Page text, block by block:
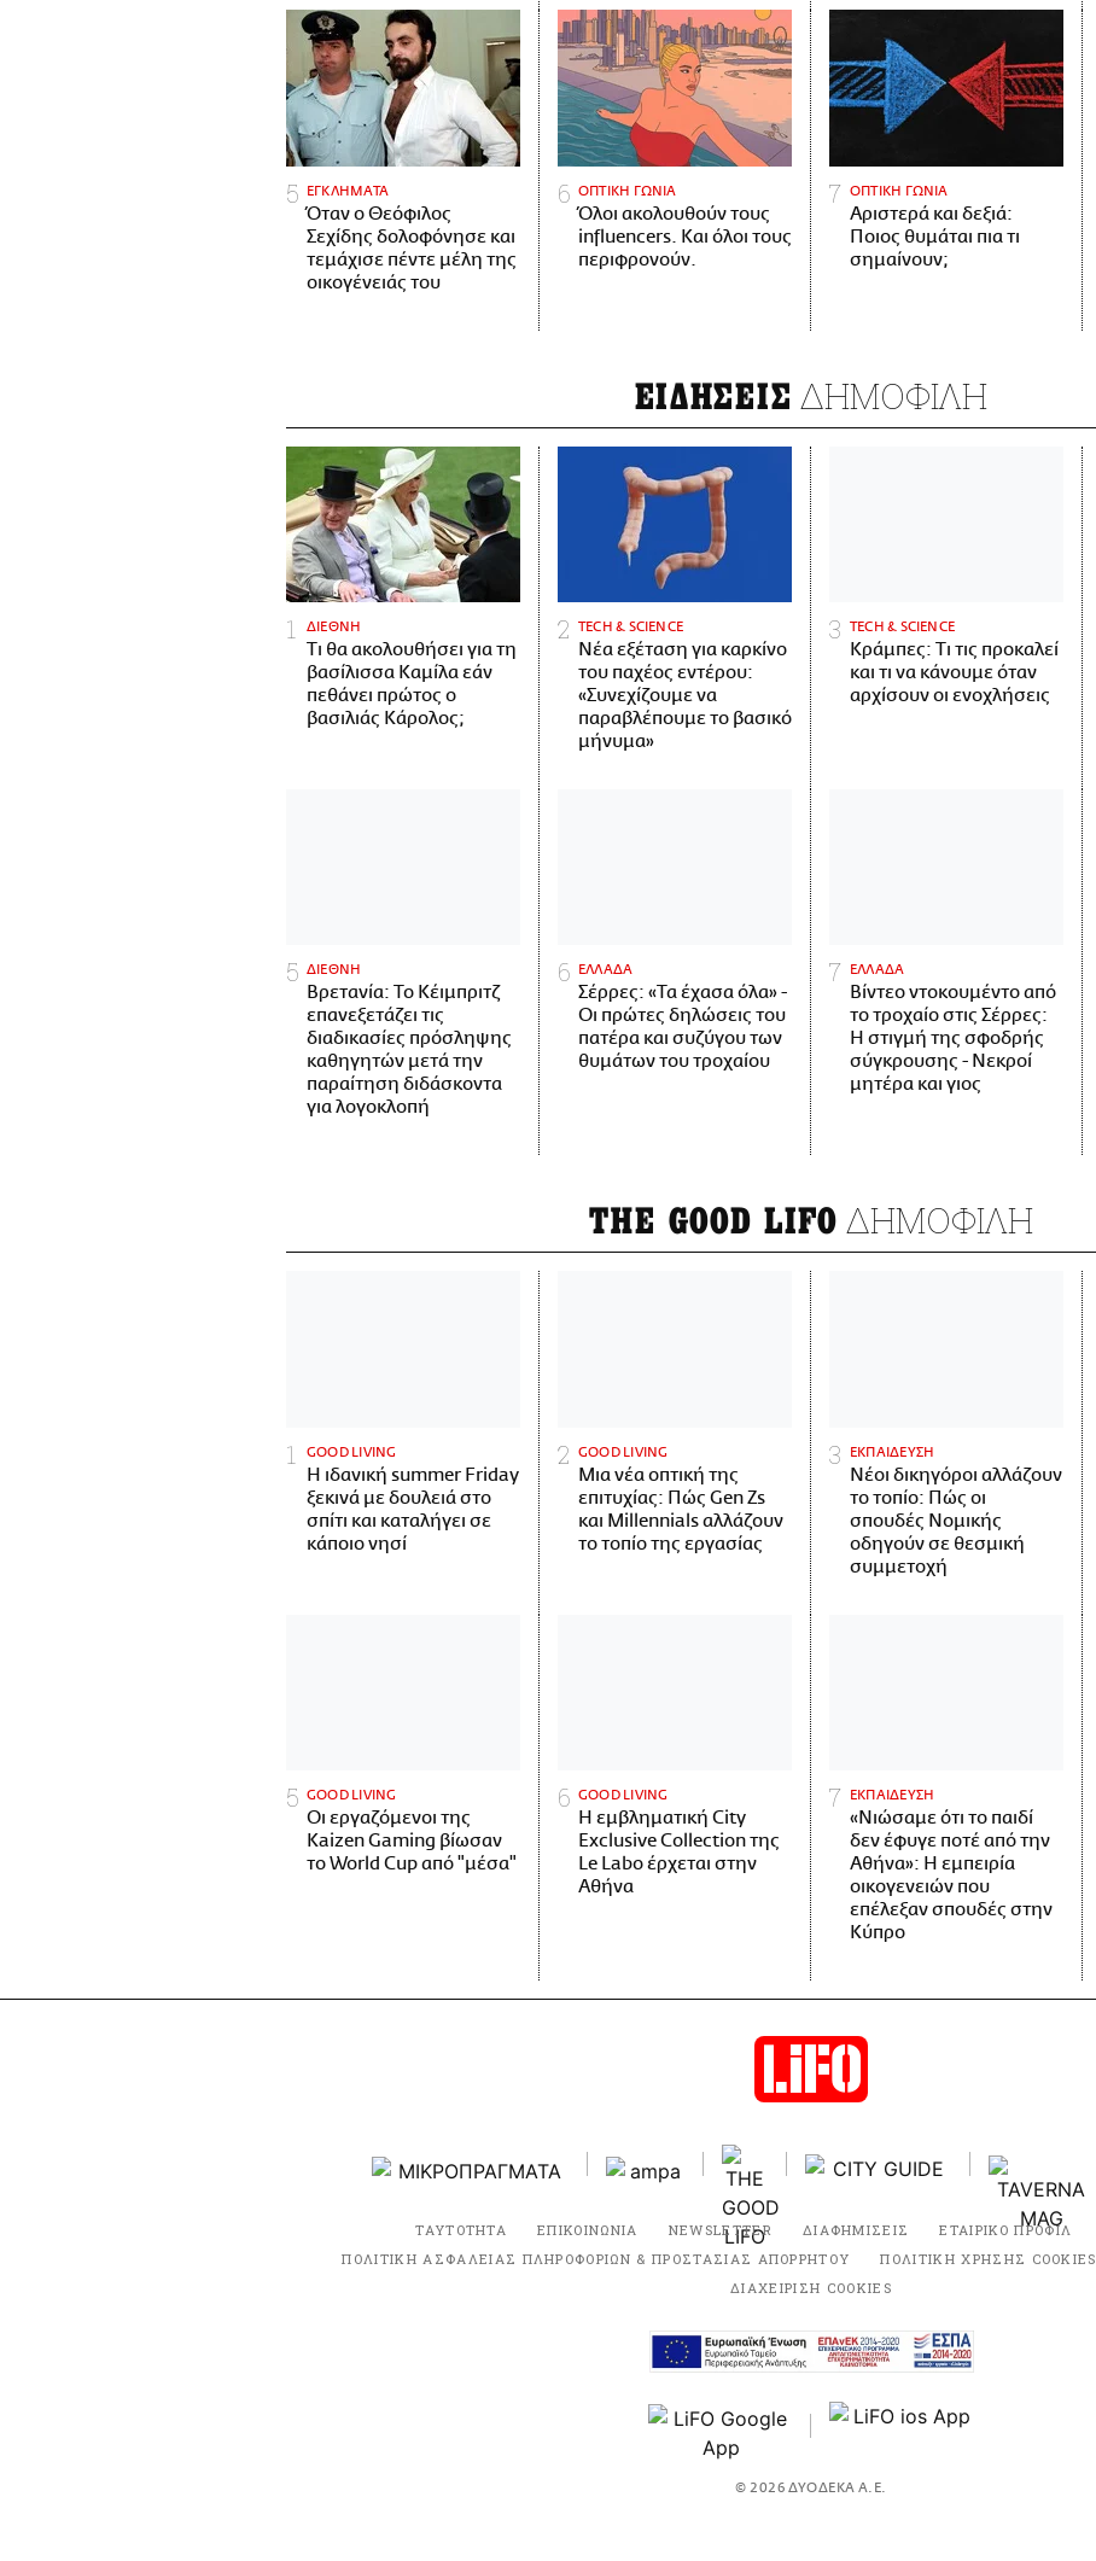
ΕΓΚΛΗΜΑΤΑ
Όταν ο Θεόφιλος
Σεχίδης δολοφόνησε και
τεμάχισε πέντε μέλη της
οικογένειάς του
ΟΠΤΙΚΗ ΓΩΝΙΑ
Όλοι ακολουθούν τους
influencers. Και όλοι τους
περιφρονούν.
ΟΠΤΙΚΗ ΓΩΝΙΑ
Αριστερά και δεξιά:
Ποιος θυμάται πια τι
σημαίνουν;
ΕΙΔΗΣΕΙΣ ΔΗΜΟΦΙΛΗ
ΔΙΕΘΝΗ
Τι θα ακολουθήσει για τη
βασίλισσα Καμίλα εάν
πεθάνει πρώτος ο
βασιλιάς Κάρολος;
ΤECH & SCIENCE
Νέα εξέταση για καρκίνο
του παχέος εντέρου:
«Συνεχίζουμε να
παραβλέπουμε το βασικό
μήνυμα»
ΤECH & SCIENCE
Κράμπες: Τι τις προκαλεί
και τι να κάνουμε όταν
αρχίσουν οι ενοχλήσεις
ΔΙΕΘΝΗ
Βρετανία: Το Κέιμπριτζ
επανεξετάζει τις
διαδικασίες πρόσληψης
καθηγητών μετά την
παραίτηση διδάσκοντα
για λογοκλοπή
ΕΛΛΑΔΑ
Σέρρες: «Τα έχασα όλα» -
Οι πρώτες δηλώσεις του
πατέρα και συζύγου των
θυμάτων του τροχαίου
ΕΛΛΑΔΑ
Βίντεο ντοκουμέντο από
το τροχαίο στις Σέρρες:
Η στιγμή της σφοδρής
σύγκρουσης - Νεκροί
μητέρα και γιος
THE GOOD LIFO ΔΗΜΟΦΙΛΗ
GOOD LIVING
Η ιδανική summer Friday
ξεκινά με δουλειά στο
σπίτι και καταλήγει σε
κάποιο νησί
GOOD LIVING
Μια νέα οπτική της
επιτυχίας: Πώς Gen Zs
και Millennials αλλάζουν
το τοπίο της εργασίας
ΕΚΠΑΙΔΕΥΣΗ
Νέοι δικηγόροι αλλάζουν
το τοπίο: Πώς οι
σπουδές Νομικής
οδηγούν σε θεσμική
συμμετοχή
GOOD LIVING
Οι εργαζόμενοι της
Kaizen Gaming βίωσαν
το World Cup από "μέσα"
GOOD LIVING
Η εμβληματική City
Exclusive Collection της
Le Labo έρχεται στην
Αθήνα
ΕΚΠΑΙΔΕΥΣΗ
«Νιώσαμε ότι το παιδί
δεν έφυγε ποτέ από την
Αθήνα»: Η εμπειρία
οικογενειών που
επέλεξαν σπουδές στην
Κύπρο
ΤΑΥΤΟΤΗΤΑ ΕΠΙΚΟΙΝΩΝΙΑ NEWSLETTER ΔΙΑΦΗΜΙΣΕΙΣ ΕΤΑΙΡΙΚΟ ΠΡΟΦΙΛ
ΠΟΛΙΤΙΚΗ ΑΣΦΑΛΕΙΑΣ ΠΛΗΡΟΦΟΡΙΩΝ & ΠΡΟΣΤΑΣΙΑΣ ΑΠΟΡΡΗΤΟΥ
ΠΟΛΙΤΙΚΗ ΧΡΗΣΗΣ COOKIES
ΔΙΑΧΕΙΡΙΣΗ COOKIES
© 2026 ΔΥΟΔΕΚΑ Α.Ε.